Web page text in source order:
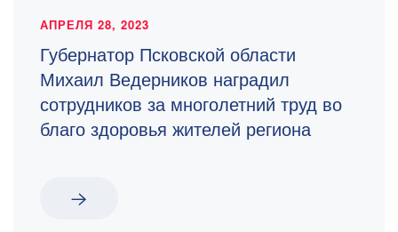
АПРЕЛЯ 28, 2023
Губернатор Псковской области
Михаил Ведерников наградил
сотрудников за многолетний труд во
благо здоровья жителей региона